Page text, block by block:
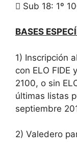
 Sub 18: 1º
BASES
1) Inscripción
con ELO FIDE
2100, o sin
últimas listas
septiembre
2) Valedero